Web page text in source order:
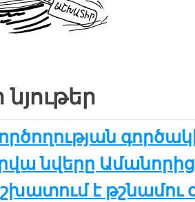
նվե­րը
է թշ­նա­մու